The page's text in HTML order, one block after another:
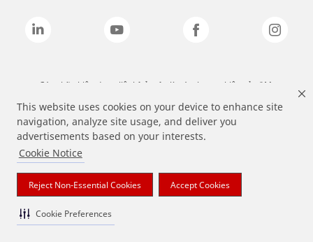
This website uses cookies on your device to enhance site
navigation, analyze site usage, and deliver you
advertisements based on your interests.
Cookie Notice
Reject Non-Essential Cookies Accept Cookies
Cookie Preferences
Các nhãn hiệu được liệt kê ở trên là các thương hiệu của 3M.